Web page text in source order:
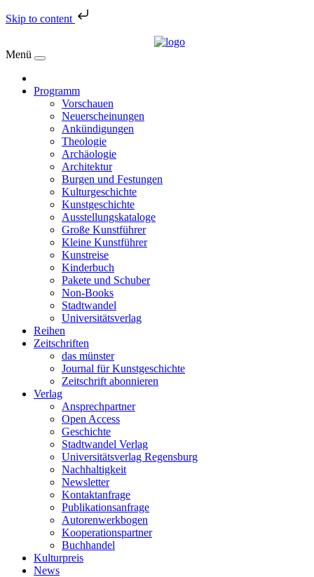
Skip to content
Menü
Programm
Vorschauen
Neuerscheinungen
Ankündigungen
Theologie
Archäologie
Architektur
Burgen und Festungen
Kulturgeschichte
Kunstgeschichte
Ausstellungskataloge
Große Kunstführer
Kleine Kunstführer
Kunstreise
Kinderbuch
Pakete und Schuber
Non-Books
Stadtwandel
Universitätsverlag
Reihen
Zeitschriften
das münster
Journal für Kunstgeschichte
Zeitschrift abonnieren
Verlag
Ansprechpartner
Open Access
Geschichte
Stadtwandel Verlag
Universitätsverlag Regensburg
Nachhaltigkeit
Newsletter
Kontaktanfrage
Publikationsanfrage
Autorenwerkbogen
Kooperationspartner
Buchhandel
Kulturpreis
News